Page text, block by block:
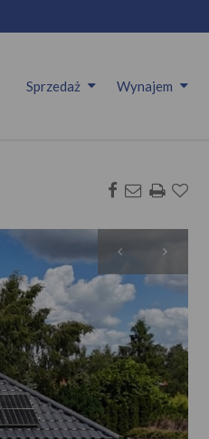
Sprzedaż Wynajem